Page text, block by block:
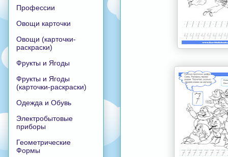
Профессии
Овощи карточки
Овощи (карточки-
раскраски)
Фрукты и Ягоды
Фрукты и Ягоды
(карточки-раскраски)
Одежда и Обувь
Электробытовые
приборы
Геометрические
Формы